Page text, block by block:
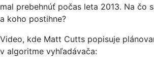
mal prebehnúť počas leta 2013. Na čo
a koho postihne?
Video, kde Matt Cutts popisuje
v algoritme vyhľadávača: